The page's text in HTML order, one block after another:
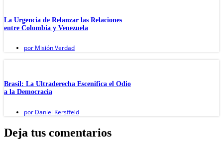
La Urgencia de Relanzar las Relaciones
entre Colombia y Venezuela
por Misión Verdad
Brasil: La Ultraderecha Escenifica el Odio
a la Democracia
por Daniel Kersffeld
Deja tus comentarios